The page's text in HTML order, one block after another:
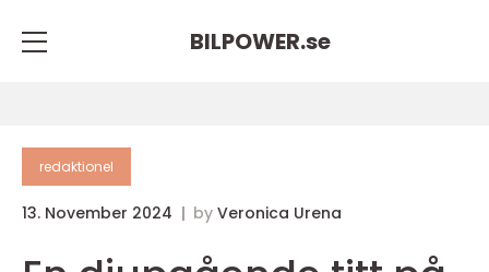
BILPOWER.se
redaktionel
13. November 2024 by Veronica Urena